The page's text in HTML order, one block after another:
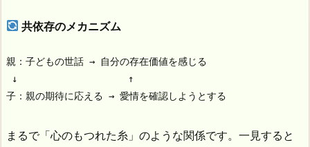
共依存のメカニズム
親：子どもの世話 → 自分の存在価値を感じる
子：親の期待に応える → 愛情を確認しようとする
まるで「心のもつれた糸」のような関係です。一見すると